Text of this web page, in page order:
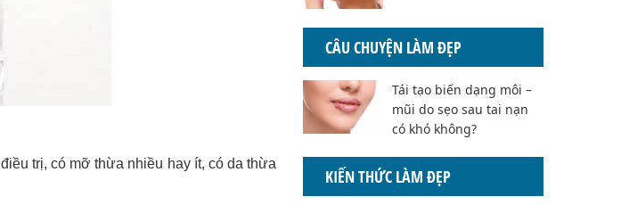
trị, có mỡ thừa nhiều hay ít, có da thừa
CÂU CHUYỆN LÀM ĐẸP
Tái tạo biến dạng môi –
mũi do sẹo sau tai nạn
có khó không?
KIẾN THỨC LÀM ĐẸP